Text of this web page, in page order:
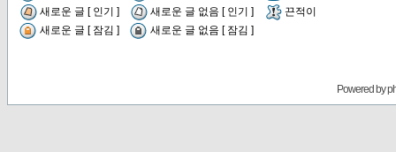
새로운 글 [ 인기 ]
새로운 글 없음 [ 인기 ]
끈적이
새로운 글 [ 잠김 ]
새로운 글 없음 [ 잠김 ]
Powered by